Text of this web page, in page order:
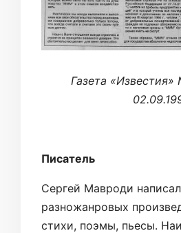
Газета
Писатель
Сергей Мавроди
разножанровых
стихи, поэмы, пьесы.